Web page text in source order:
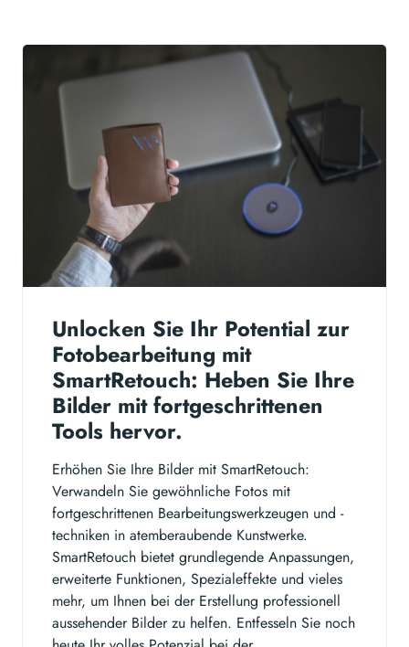
Unlocken Sie Ihr Potential zur
Fotobearbeitung mit
SmartRetouch: Heben Sie Ihre
Bilder mit fortgeschrittenen
Tools hervor.
Erhöhen Sie Ihre Bilder mit SmartRetouch:
Verwandeln Sie gewöhnliche Fotos mit
fortgeschrittenen Bearbeitungswerkzeugen und -
techniken in atemberaubende Kunstwerke.
SmartRetouch bietet grundlegende Anpassungen,
erweiterte Funktionen, Spezialeffekte und vieles
mehr, um Ihnen bei der Erstellung professionell
aussehender Bilder zu helfen. Entfesseln Sie noch